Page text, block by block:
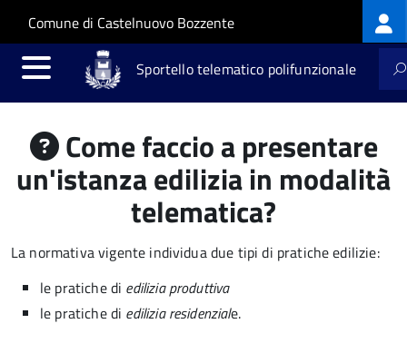
Salta al contenuto principale
Skip to site navigation
Comune di Castelnuovo Bozzente
Sportello telematico polifunzionale
Come faccio a presentare
un'istanza edilizia in modalità
telematica?
La normativa vigente individua due tipi di pratiche edilizie:
le pratiche di edilizia produttiva
le pratiche di edilizia residenziale.